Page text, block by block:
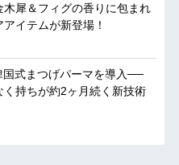
木犀＆フィグの香りに包まれ
イテムが新登場！
国式まつげパーマを導入──
く持ちが約2ヶ月続く新技術